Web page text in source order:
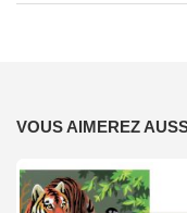
VOUS AIMEREZ